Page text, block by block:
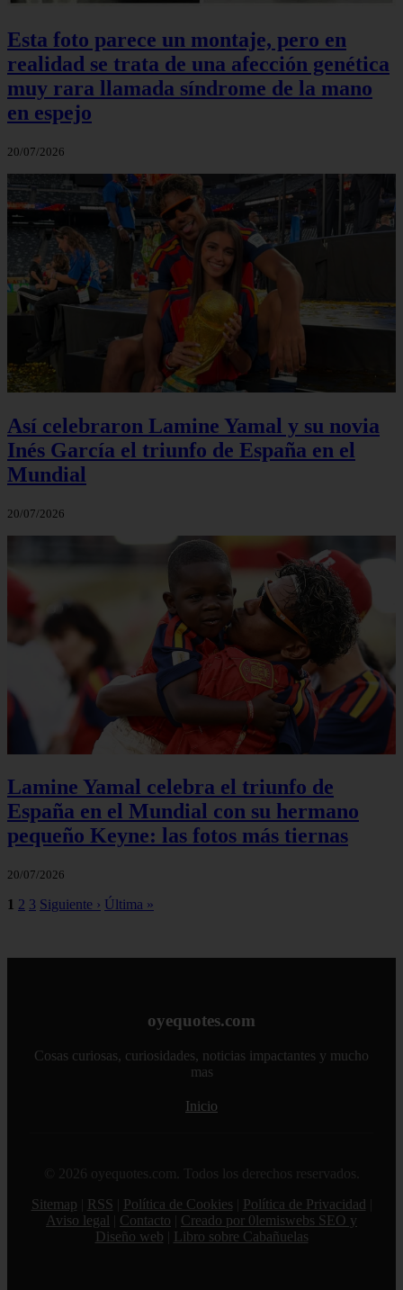
Esta foto parece un montaje, pero en
realidad se trata de una afección genética
muy rara llamada síndrome de la mano
en espejo
20/07/2026
Así celebraron Lamine Yamal y su novia
Inés García el triunfo de España en el
Mundial
20/07/2026
Lamine Yamal celebra el triunfo de
España en el Mundial con su hermano
pequeño Keyne: las fotos más tiernas
20/07/2026
1 2 3 Siguiente › Última »
oyequotes.com
Cosas curiosas, curiosidades, noticias impactantes y mucho
mas
Inicio
© 2026 oyequotes.com. Todos los derechos reservados.
Sitemap
RSS Política de Cookies Política de Privacidad
Aviso legal
Contacto
Creado por 0lemiswebs SEO y
Diseño web
Libro sobre Cabañuelas